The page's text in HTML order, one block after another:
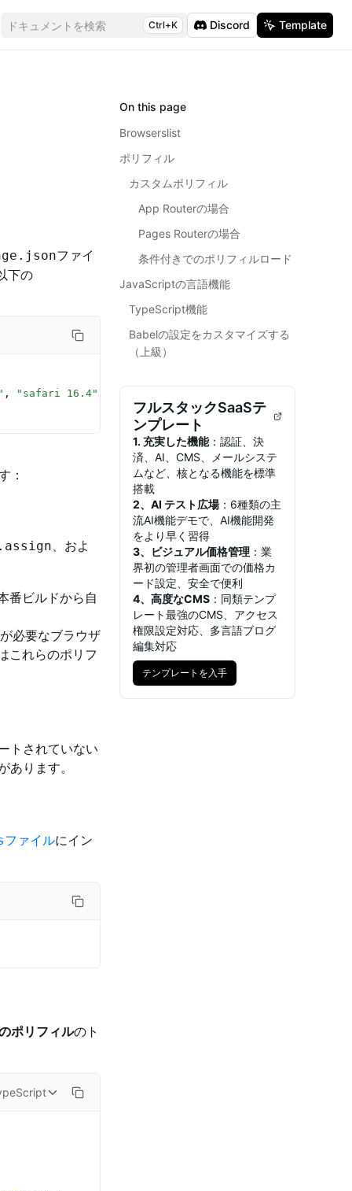
ドキュメントを検索 Ctrl+K Discord Template
ファイ
下の
, "safari 16.4"
：
、およ
番ビルドから自
必要なブラウザ
これらのポリフ
トされていない
ります。
ファイルにイン
ポリフィルのト
On this page
Browserslist
ポリフィル
カスタムポリフィル
App Routerの場合
Pages Routerの場合
条件付きでのポリフィルロード
JavaScriptの言語機能
TypeScript機能
Babelの設定をカスタマイズする
（上級）
フルスタックSaaSテ
ンプレート
1. 充実した機能：認証、決
済、AI、CMS、メールシステ
ムなど、核となる機能を標準
搭載
2、AI テスト広場：6種類の主
流AI機能デモで、AI機能開発
をより早く習得
3、ビジュアル価格管理 ：業
界初の管理者画面での価格カ
ード設定、安全で便利
4、高度なCMS ：同類テンプ
レート最強のCMS、アクセス
権限設定対応、多言語ブログ
編集対応
テンプレートを入手テンプレートを入手